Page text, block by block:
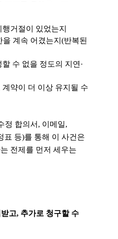
거절이 있었는지
을 계속 어겼는지(반복된
수 없을 정도의 지연·
약이 더 이상 유지될 수
정 합의서, 이메일,
표 등)를 통해 이 사건은
전제를 먼저 세우는
고, 추가로 청구할 수